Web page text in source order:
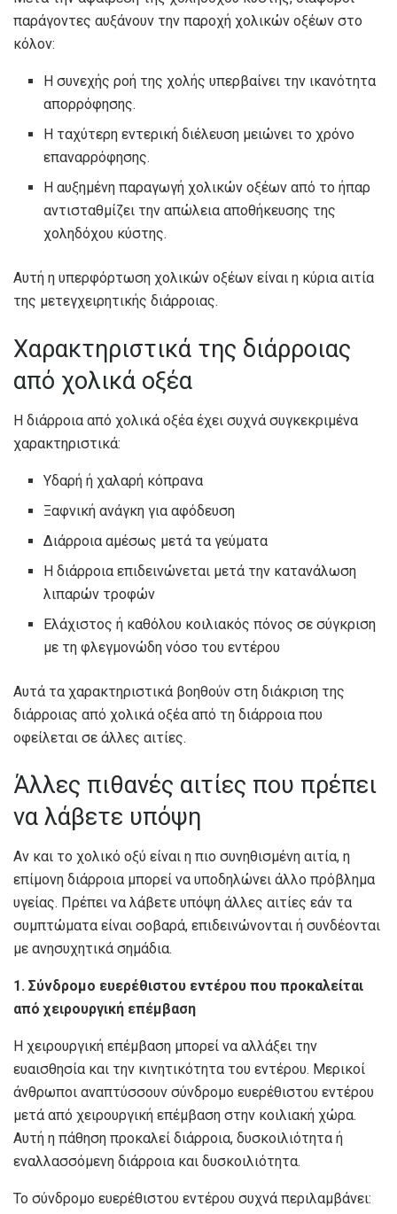
παράγοντες αυξάνουν την παροχή χολικών οξέων στο
κόλον:
Η συνεχής ροή της χολής υπερβαίνει την ικανότητα
απορρόφησης.
Η ταχύτερη εντερική διέλευση μειώνει το χρόνο
επαναρρόφησης.
Η αυξημένη παραγωγή χολικών οξέων από το ήπαρ
αντισταθμίζει την απώλεια αποθήκευσης της
χοληδόχου κύστης.
Αυτή η υπερφόρτωση χολικών οξέων είναι η κύρια αιτία
της μετεγχειρητικής διάρροιας.
Χαρακτηριστικά της διάρροιας
από χολικά οξέα
Η διάρροια από χολικά οξέα έχει συχνά συγκεκριμένα
χαρακτηριστικά:
Υδαρή ή χαλαρή κόπρανα
Ξαφνική ανάγκη για αφόδευση
Διάρροια αμέσως μετά τα γεύματα
Η διάρροια επιδεινώνεται μετά την κατανάλωση
λιπαρών τροφών
Ελάχιστος ή καθόλου κοιλιακός πόνος σε σύγκριση
με τη φλεγμονώδη νόσο του εντέρου
Αυτά τα χαρακτηριστικά βοηθούν στη διάκριση της
διάρροιας από χολικά οξέα από τη διάρροια που
οφείλεται σε άλλες αιτίες.
Άλλες πιθανές αιτίες που πρέπει
να λάβετε υπόψη
Αν και το χολικό οξύ είναι η πιο συνηθισμένη αιτία, η
επίμονη διάρροια μπορεί να υποδηλώνει άλλο πρόβλημα
υγείας. Πρέπει να λάβετε υπόψη άλλες αιτίες εάν τα
συμπτώματα είναι σοβαρά, επιδεινώνονται ή συνδέονται
με ανησυχητικά σημάδια.
1. Σύνδρομο ευερέθιστου εντέρου που προκαλείται
από χειρουργική επέμβαση
Η χειρουργική επέμβαση μπορεί να αλλάξει την
ευαισθησία και την κινητικότητα του εντέρου. Μερικοί
άνθρωποι αναπτύσσουν σύνδρομο ευερέθιστου εντέρου
μετά από χειρουργική επέμβαση στην κοιλιακή χώρα.
Αυτή η πάθηση προκαλεί διάρροια, δυσκοιλιότητα ή
εναλλασσόμενη διάρροια και δυσκοιλιότητα.
Το σύνδρομο ευερέθιστου εντέρου συχνά περιλαμβάνει: